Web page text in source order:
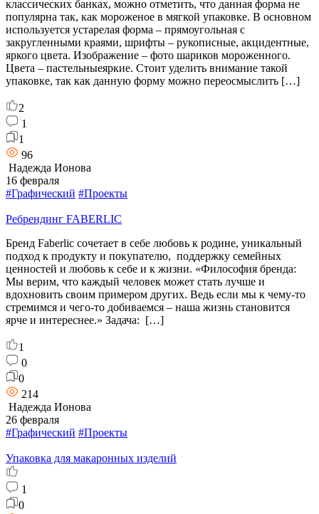
классических банках, можно отметить, что данная форма не
популярна так, как мороженое в мягкой упаковке. В основном
используется устарелая форма – прямоугольная с
закругленными краями, шрифты – рукописные, акцидентные,
яркого цвета. Изображение – фото шариков мороженного.
Цвета – пастельныеяркие. Стоит уделить внимание такой
упаковке, так как данную форму можно переосмыслить […]
2
1
1
96
Надежда Ионова
16 февраля
#Графический #Проекты
Ребрендинг FABERLIC
Бренд Faberlic сочетает в себе любовь к родине, уникальный
подход к продукту и покупателю, поддержку семейных
ценностей и любовь к себе и к жизни. «Философия бренда:
Мы верим, что каждый человек может стать лучше и
вдохновить своим примером других. Ведь если мы к чему-то
стремимся и чего-то добиваемся – наша жизнь становится
ярче и интереснее.» Задача: […]
1
0
0
214
Надежда Ионова
26 февраля
#Графический #Проекты
Упаковка для макаронных изделий
1
0